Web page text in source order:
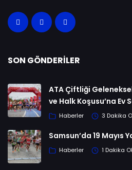
SON GÖNDERILER
ATA Çiftliği
ve Halk Koşusu’na Ev
Haberler 3 Dakika
Samsun’da 19 Mayıs
Haberler 1 Dakika